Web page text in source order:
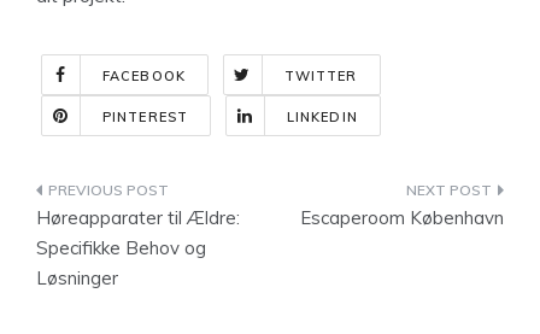
FACEBOOK TWITTER
PINTEREST LINKEDIN
Indlægsnavigation
Høreapparater til Ældre:
Specifikke Behov og
Løsninger
Escaperoom København